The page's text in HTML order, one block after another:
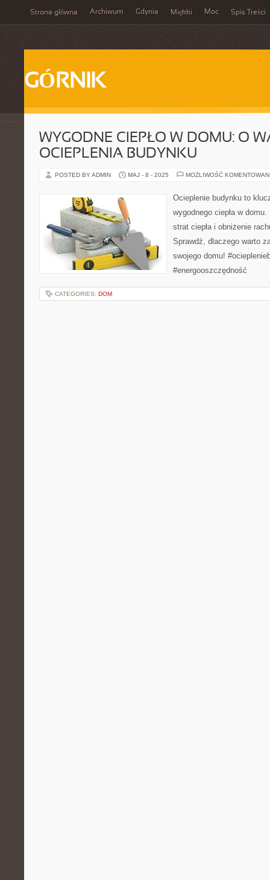
Strona główna Archiwum Gdynia Miękki Moc Spis Treści
GÓRNIK
WYGODNE CIEPŁO W DOMU: O
OCIEPLENIA BUDYNKU
POSTED BY ADMIN MAJ - 8 - 2025 MOŻLIWOŚĆ
Ocieplenie budynku to
wygodnego ciepła w
strat ciepła i obniżenie
Sprawdź, dlaczego warto
swojego domu!
#energooszczędność
CATEGORIES: DOM